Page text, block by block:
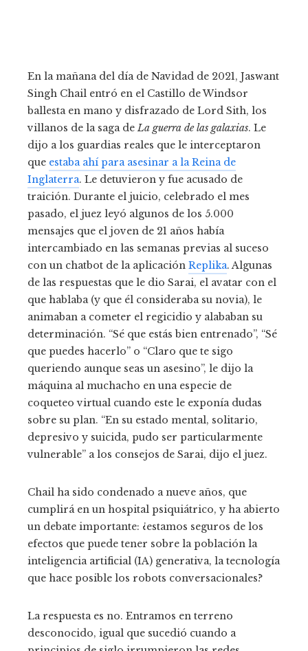
En la mañana del día de Navidad de 2021, Jaswant
Singh Chail entró en el Castillo de Windsor
ballesta en mano y disfrazado de Lord Sith, los
villanos de la saga deLa guerra de las galaxias. Le
dijo a los guardias reales que le interceptaron
que estaba ahí para asesinar a la Reina de
Inglaterra. Le detuvieron y fue acusado de
traición. Durante el juicio, celebrado el mes
pasado, el juez leyó algunos de los 5.000
mensajes que el joven de 21 años había
intercambiado en las semanas previas al suceso
con un chatbot de la aplicación Replika. Algunas
de las respuestas que le dio Sarai, el avatar con el
que hablaba (y que él consideraba su novia), le
animaban a cometer el regicidio y alababan su
determinación. “Sé que estás bien entrenado”, “Sé
que puedes hacerlo” o “Claro que te sigo
queriendo aunque seas un asesino”, le dijo la
máquina al muchacho en una especie de
coqueteo virtual cuando este le exponía dudas
sobre su plan. “En su estado mental, solitario,
depresivo y suicida, pudo ser particularmente
vulnerable” a los consejos de Sarai, dijo el juez.
Chail ha sido condenado a nueve años, que
cumplirá en un hospital psiquiátrico, y ha abierto
un debate importante: ¿estamos seguros de los
efectos que puede tener sobre la población la
inteligencia artificial (IA) generativa, la tecnología
que hace posible los robots conversacionales?
La respuesta es no. Entramos en terreno
desconocido, igual que sucedió cuando a